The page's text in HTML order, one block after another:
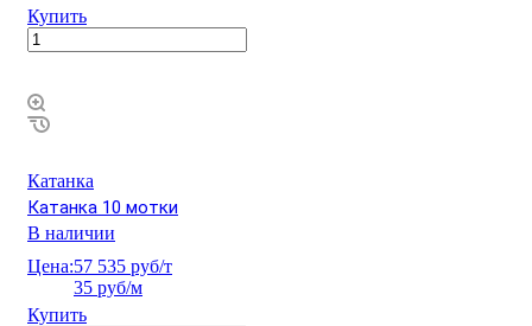
Купить
Катанка
Катанка 10 мотки
В наличии
Цена:57 535 руб/т
35 руб/м
Купить